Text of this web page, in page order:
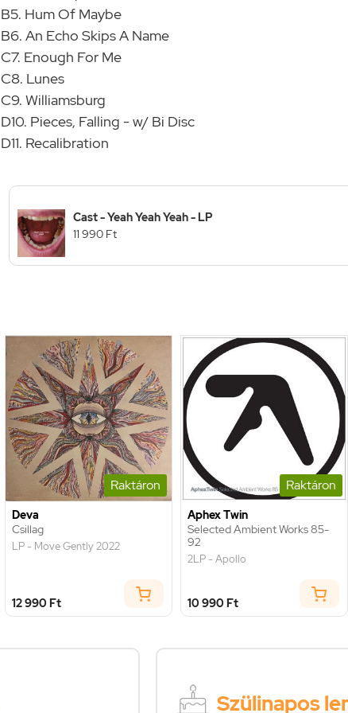
B5. Hum Of Maybe
B6. An Echo Skips A Name
C7. Enough For Me
C8. Lunes
C9. Williamsburg
D10. Pieces, Falling - w/ Bi Disc
D11. Recalibration
Cast - Yeah Yeah Yeah - LP
11 990 Ft
Raktáron
Deva
Csillag
LP - Move Gently 2022
12 990 Ft
Raktáron
Aphex Twin
Selected Ambient Works 85-
92
2LP - Apollo
10 990 Ft
Szülinapos